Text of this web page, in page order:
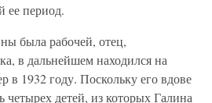
ее период.
была рабочей, отец,
в дальнейшем находился на
в 1932 году. Поскольку его вдове
четырех детей, из которых Галина